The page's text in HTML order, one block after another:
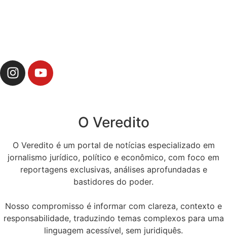
O Veredito
O Veredito é um portal de notícias especializado em
jornalismo jurídico, político e econômico, com foco em
reportagens exclusivas, análises aprofundadas e
bastidores do poder.
Nosso compromisso é informar com clareza, contexto e
responsabilidade, traduzindo temas complexos para uma
linguagem acessível, sem juridiquês.